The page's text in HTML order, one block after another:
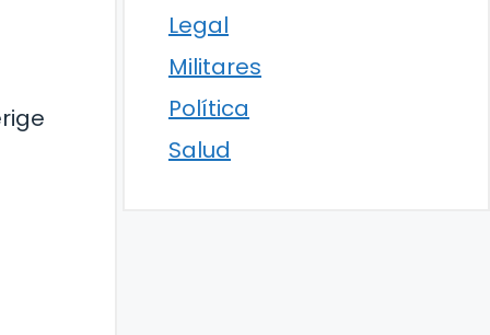
Legal
Militares
Política
Salud